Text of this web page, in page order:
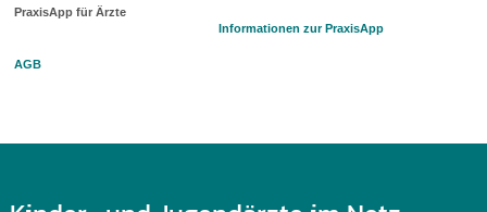
PraxisApp für Ärzte
Informationen zur PraxisApp
AGB